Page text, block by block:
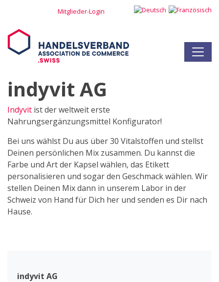
Mitglieder-Login
indyvit AG
Indyvit ist der weltweit erste
Nahrungsergänzungsmittel Konfigurator!
Bei uns wählst Du aus über 30 Vitalstoffen und stellst
Deinen persönlichen Mix zusammen. Du kannst die
Farbe und Art der Kapsel wählen, das Etikett
personalisieren und sogar den Geschmack wählen. Wir
stellen Deinen Mix dann in unserem Labor in der
Schweiz von Hand für Dich her und senden es Dir nach
Hause.
indyvit AG